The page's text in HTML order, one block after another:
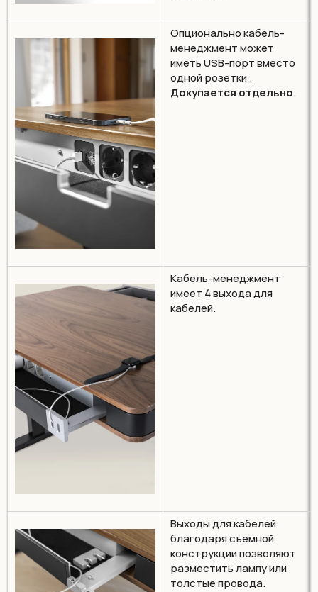
Опционально кабель-
менеджмент может
иметь USB-порт вместо
одной розетки .
Докупается отдельно.
Кабель-менеджмент
имеет 4 выхода для
кабелей.
Выходы для кабелей
благодаря съемной
конструкции позволяют
разместить лампу или
толстые провода.